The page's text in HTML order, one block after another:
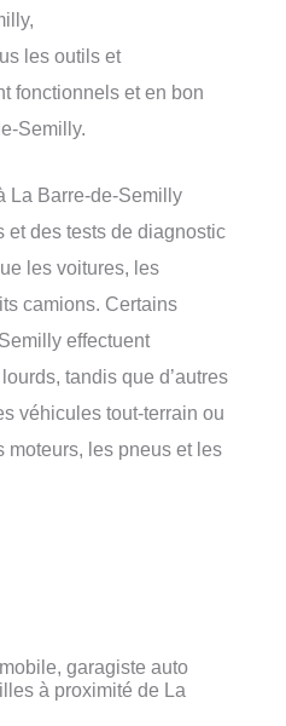
les outils et
fonctionnels et en bon
Semilly.
La Barre-de-Semilly
et des tests de diagnostic
les voitures, les
camions. Certains
effectuent
tandis que d’autres
véhicules tout-terrain ou
moteurs, les pneus et les
garagiste auto
à proximité de La